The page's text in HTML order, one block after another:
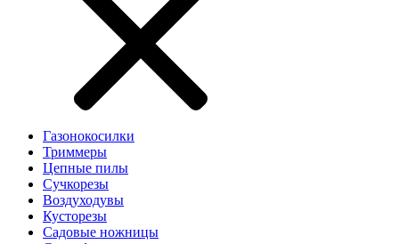
Газонокосилки
Триммеры
Цепные пилы
Cучкорезы
Воздуходувы
Кусторезы
Садовые ножницы